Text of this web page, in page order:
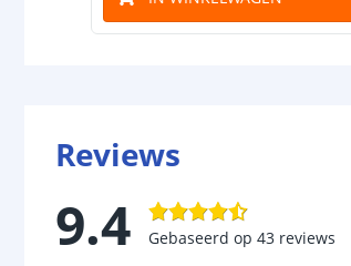
Reviews
9.4 Gebaseerd op 43 reviews